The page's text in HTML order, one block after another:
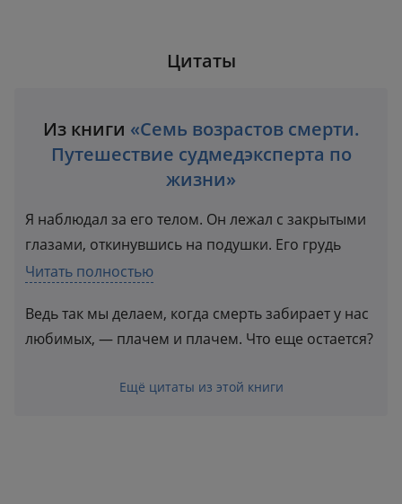
Цитаты
Из книги «Семь возрастов смерти.
Путешествие судмедэксперта по
жизни»
Я наблюдал за его телом. Он лежал с закрытыми
глазами, откинувшись на подушки. Его грудь
вздымалась и опускалась, медленно и ритмично.
Читать полностью
Ведь так мы делаем, когда смерть забирает у нас
любимых, — плачем и плачем. Что еще остается?
Ещё цитаты из этой книги